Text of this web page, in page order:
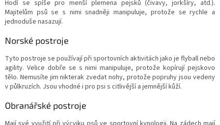
Hodí se spíše pro menší plemena pejsků (čivavy, jorkšíry, atd.).
Majitelům psů se s nimi snadněji manipuluje, protože se rychle a
jednoduše nasazují.
Norské postroje
Tyto postroje se používají při sportovních aktivitách jako je flyball nebo
agility. Velice dobře se s nimi manipuluje, protože kopírují pejskovo
tělo. Nemusíte jim nikterak zvedat nohy, protože popruhy jsou vedeny
v půlkruzích. Jsou vhodné i pro psi s citlivější a jemnější kůží.
Obranářské postroje